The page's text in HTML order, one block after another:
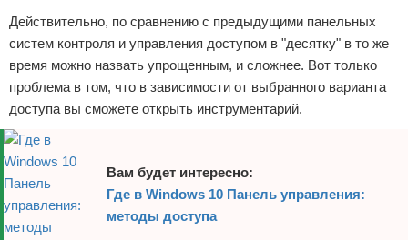
Действительно, по сравнению с предыдущими панельных
систем контроля и управления доступом в "десятку" в то же
время можно назвать упрощенным, и сложнее. Вот только
проблема в том, что в зависимости от выбранного варианта
доступа вы сможете открыть инструментарий.
Вам будет интересно:
Где в Windows 10 Панель управления:
методы доступа